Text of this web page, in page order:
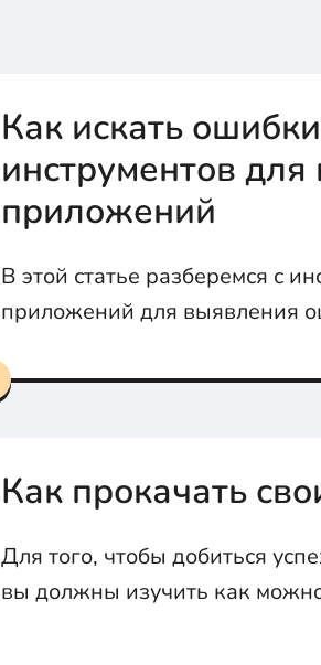
Как искать
инструментов
приложений
В этой статье разберемся с
приложений для выявления
Как прокачать
Для того, чтобы добиться
вы должны изучить как